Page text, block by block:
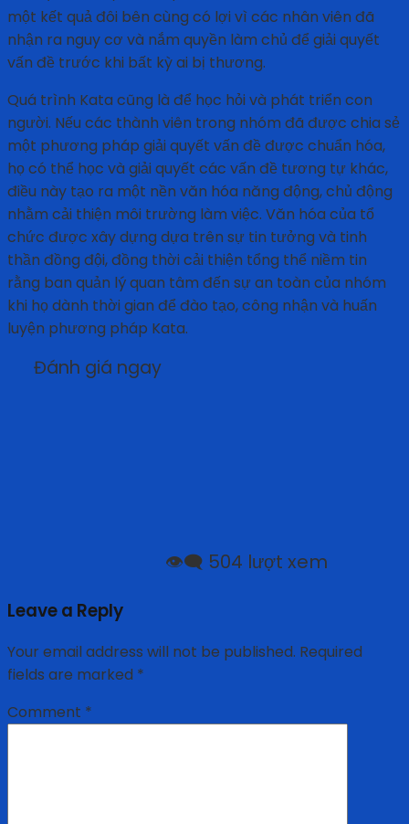
một kết quả đôi bên cùng có lợi vì các nhân viên đã
nhận ra nguy cơ và nắm quyền làm chủ để giải quyết
vấn đề trước khi bất kỳ ai bị thương.
Quá trình Kata cũng là để học hỏi và phát triển con
người. Nếu các thành viên trong nhóm đã được chia sẻ
một phương pháp giải quyết vấn đề được chuẩn hóa,
họ có thể học và giải quyết các vấn đề tương tự khác,
điều này tạo ra một nền văn hóa năng động, chủ động
nhằm cải thiện môi trường làm việc. Văn hóa của tổ
chức được xây dựng dựa trên sự tin tưởng và tinh
thần đồng đội, đồng thời cải thiện tổng thể niềm tin
rằng ban quản lý quan tâm đến sự an toàn của nhóm
khi họ dành thời gian để đào tạo, công nhận và huấn
luyện phương pháp Kata.
Đánh giá ngay
👁️‍🗨️ 504 lượt xem
Leave a Reply
Your email address will not be published. Required
fields are marked *
Comment *